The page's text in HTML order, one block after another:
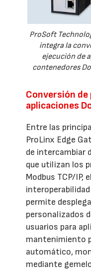
ProSoft
integra la
ejecución de
contenedores
Conversión
aplicaciones
Entre las
ProLinx Edge
de intercambiar
que utilizan los
Modbus TCP/IP,
permite
personalizados
usuarios para
mantenimiento
automático,
mediante